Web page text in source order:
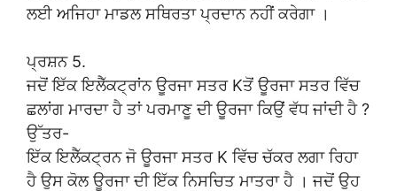
ਲਈ ਅਜਿਹਾ ਮਾਡਲ ਸਥਿਰਤਾ ਪ੍ਰਦਾਨ ਨਹੀਂ ਕਰੇਗਾ ।
ਪ੍ਰਸ਼ਨ 5.
ਜਦੋਂ ਇੱਕ ਇਲੈੱਕਟ੍ਰਾਂਨ ਊਰਜਾ ਸਤਰ Kਤੋਂ ਊਰਜਾ ਸਤਰ ਵਿੱਚ
ਛਲਾਂਗ ਮਾਰਦਾ ਹੈ ਤਾਂ ਪਰਮਾਣੂ ਦੀ ਊਰਜਾ ਕਿਉਂ ਵੱਧ ਜਾਂਦੀ ਹੈ ?
ਉੱਤਰ-
ਇੱਕ ਇਲੈੱਕਟ੍ਰਨ ਜੋ ਊਰਜਾ ਸਤਰ K ਵਿੱਚ ਚੱਕਰ ਲਗਾ ਰਿਹਾ
ਹੈ ਉਸ ਕੋਲ ਊਰਜਾ ਦੀ ਇੱਕ ਨਿਸਚਿਤ ਮਾਤਰਾ ਹੈ । ਜਦੋਂ ਉਹ